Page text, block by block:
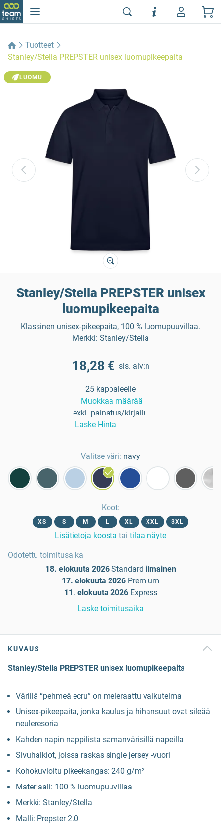
Tuotteet
Stanley/Stella PREPSTER unisex luomupikeepaita
LUOMU
Stanley/Stella PREPSTER unisex
luomupikeepaita
Klassinen unisex-pikeepaita, 100 % luomupuuvillaa.
Merkki: Stanley/Stella
18,28 € sis. alv:n
25 kappaleelle
Muokkaa määrää
exkl. painatus/kirjailu
Laske Hinta
Valitse väri: navy
Koot:
XS S M L XL XXL 3XL
Lisätietoja koosta tai tilaa näyte
Odotettu toimitusaika
18. elokuuta 2026 Standard ilmainen
17. elokuuta 2026 Premium
11. elokuuta 2026 Express
Laske toimitusaika
KUVAUS
Stanley/Stella PREPSTER unisex luomupikeepaita
Värillä “pehmeä ecru” on meleraattu vaikutelma
Unisex-pikeepaita, jonka kaulus ja hihansuut ovat sileää
neuleresoria
Kahden napin nappilista samanvärisillä napeilla
Sivuhalkiot, joissa raskas single jersey -vuori
Kohokuvioitu pikeekangas: 240 g/m²
Materiaali: 100 % luomupuuvillaa
Merkki: Stanley/Stella
Malli: Prepster 2.0